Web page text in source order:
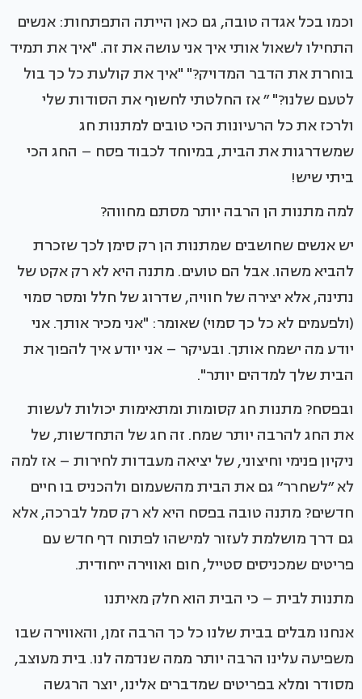
וכמו בכל אגדה טובה, גם כאן הייתה התפתחות: אנשים
התחילו לשאול אותי איך אני עושה את זה. "איך את תמיד
בוחרת את הדבר המדויק?" "איך את קולעת כל כך בול
לטעם שלנו?" ״ אז החלטתי לחשוף את הסודות שלי
ולרכז את כל הרעיונות הכי טובים למתנות חג
שמשדרגות את הבית, במיוחד לכבוד פסח – החג הכי
ביתי שיש!
למה מתנות הן הרבה יותר מסתם מחווה?
יש אנשים שחושבים שמתנות הן רק סימן לכך שזכרת
להביא משהו. אבל הם טועים. מתנה היא לא רק אקט של
נתינה, אלא יצירה של חוויה, שדרוג של חלל ומסר סמוי
(ולפעמים לא כל כך סמוי) שאומר: "אני מכיר אותך. אני
יודע מה ישמח אותך. ובעיקר – אני יודע איך להפוך את
הבית שלך למדהים יותר".
ובפסח? מתנות חג קסומות ומתאימות יכולות לעשות
את החג להרבה יותר שמח. זה חג של התחדשות, של
ניקיון פנימי וחיצוני, של יציאה מעבדות לחירות – אז למה
לא ״לשחרר״ גם את הבית מהשעמום ולהכניס בו חיים
חדשים? מתנה טובה בפסח היא לא רק סמל לברכה, אלא
גם דרך מושלמת לעזור למישהו לפתוח דף חדש עם
פריטים שמכניסים סטייל, חום ואווירה ייחודית.
מתנות לבית – כי הבית הוא חלק מאיתנו
אנחנו מבלים בבית שלנו כל כך הרבה זמן, והאווירה שבו
משפיעה עלינו הרבה יותר ממה שנדמה לנו. בית מעוצב,
מסודר ומלא בפריטים שמדברים אלינו, יוצר הרגשה